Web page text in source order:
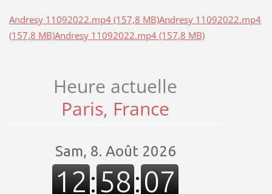
Andresy 11092022.mp4 (157,8 MB)Andresy 11092022.mp4
(157,8 MB)Andresy 11092022.mp4 (157,8 MB)
Heure actuelle
Paris, France